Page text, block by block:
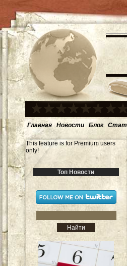
Главная Новости Блог
This feature is for Premium users
only!
Топ Новости